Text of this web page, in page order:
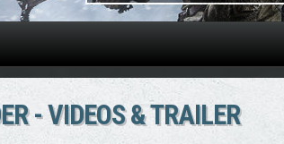
- VIDEOS & TRAILER